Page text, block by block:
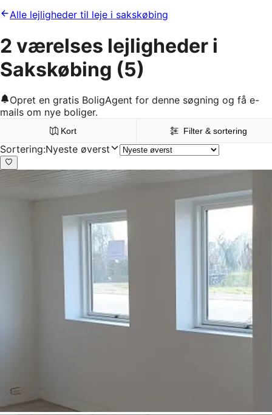
Alle lejligheder til leje i sakskøbing
2 værelses lejligheder i
Sakskøbing (5)
Opret en gratis BoligAgent for denne søgning og få e-
mails om nye boliger.
Kort Filter & sortering
Sortering:Nyeste øverst